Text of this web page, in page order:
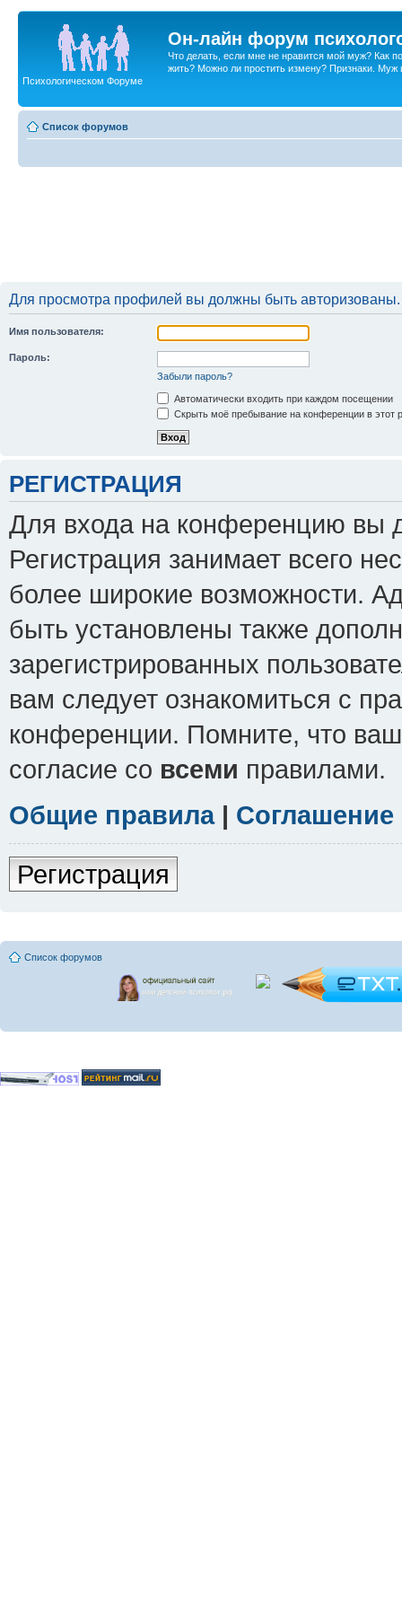
Он-лайн форум
Что делать, если мне не нравится мой муж? Как
жить? Можно ли простить измену? Признаки. Муж
Психологическом Форуме
Список форумов
Для просмотра профилей вы должны быть авторизованы.
Имя пользователя:
Пароль:
Забыли пароль?
Автоматически входить при каждом посещении
Скрыть моё пребывание на конференции в этот
РЕГИСТРАЦИЯ
Для входа на конференцию вы
Регистрация занимает всего
более широкие возможности.
быть установлены также
зарегистрированных
вам следует ознакомиться с
конференции. Помните, что
согласие со всеми правилами.
Общие правила|
Регистрация
Список форумов